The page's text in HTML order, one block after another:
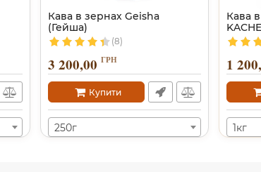
Кава в зернах Geisha
(Гейша)
(8)
3 200,00 ГРН
Купити
250г
Кава
1
1кг